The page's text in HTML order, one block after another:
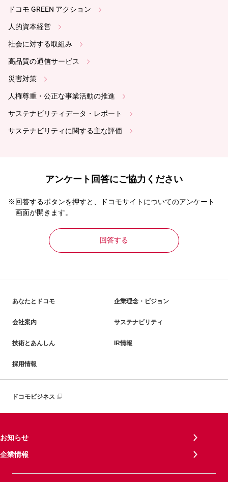
ドコモ GREEN アクション
人的資本経営
社会に対する取組み
高品質の通信サービス
災害対策
人権尊重・公正な事業活動の推進
サステナビリティデータ・レポート
サステナビリティに関する主な評価
アンケート回答にご協力ください
※回答するボタンを押すと、ドコモサイトについてのアンケート
画面が開きます。
回答する
あなたとドコモ 企業理念・ビジョン
会社案内 サステナビリティ
技術とあんしん IR情報
採用情報
ドコモビジネス
お知らせ
企業情報